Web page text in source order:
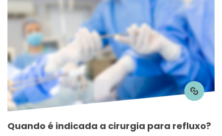
Quando é indicada a cirurgia para refluxo?